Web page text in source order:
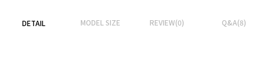
DETAIL MODEL SIZE REVIEW(0) Q&A(8)